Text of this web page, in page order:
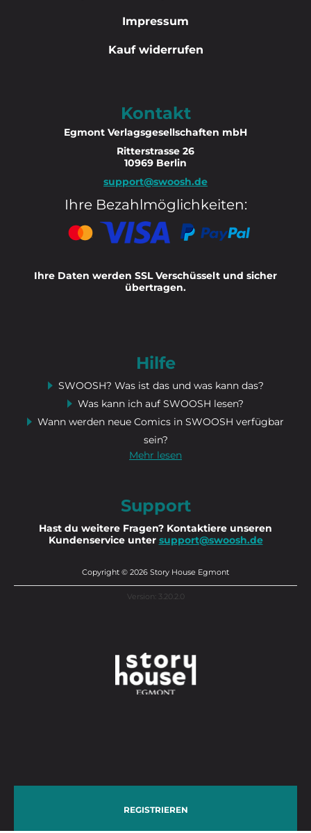
Impressum
Kauf widerrufen
Kontakt
Egmont Verlagsgesellschaften mbH
Ritterstrasse 26
10969 Berlin
support@swoosh.de
Ihre Bezahlmöglichkeiten:
Ihre Daten werden SSL Verschüsselt und sicher
übertragen.
Hilfe
SWOOSH? Was ist das und was kann das?
Was kann ich auf SWOOSH lesen?
Wann werden neue Comics in SWOOSH verfügbar
sein?
Mehr lesen
Support
Hast du weitere Fragen? Kontaktiere unseren
Kundenservice unter support@swoosh.de
Copyright © 2026 Story House Egmont
Version: 3.20.2.0
REGISTRIEREN